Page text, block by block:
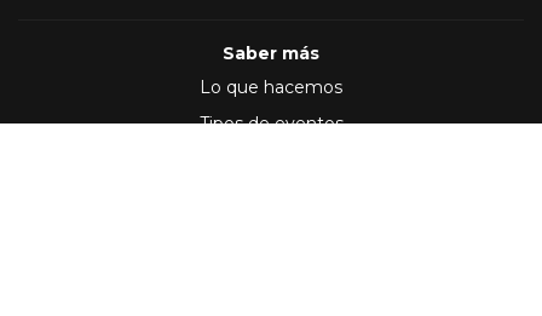
Saber más
Lo que hacemos
Tipos de eventos